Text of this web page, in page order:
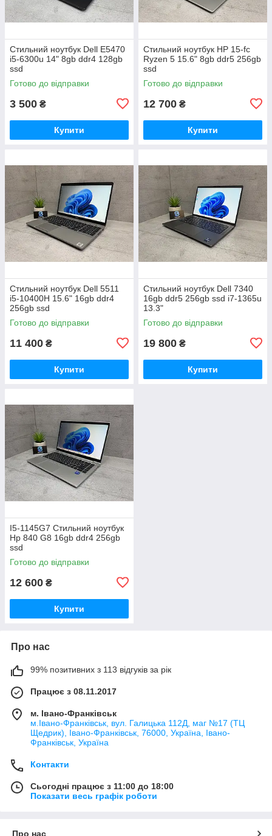
Стильний ноутбук Dell E5470
i5-6300u 14" 8gb ddr4 128gb
ssd
Готово до відправки
3 500 ₴
Купити
Стильний ноутбук HP 15-fc
Ryzen 5 15.6" 8gb ddr5 256gb
ssd
Готово до відправки
12 700 ₴
Купити
Стильний ноутбук Dell 5511
i5-10400H 15.6" 16gb ddr4
256gb ssd
Готово до відправки
11 400 ₴
Купити
Стильний ноутбук Dell 7340
16gb ddr5 256gb ssd i7-1365u
13.3"
Готово до відправки
19 800 ₴
Купити
I5-1145G7 Стильний ноутбук
Hp 840 G8 16gb ddr4 256gb
ssd
Готово до відправки
12 600 ₴
Купити
Про нас
99% позитивних з 113 відгуків за рік
Працює з 08.11.2017
м. Івано-Франківськ
м.Івано-Франківськ, вул. Галицька 112Д, маг №17 (ТЦ
Щедрик), Івано-Франківськ, 76000, Україна, Івано-
Франківськ, Україна
Контакти
Сьогодні працює з 11:00 до 18:00
Показати весь графік роботи
Про нас